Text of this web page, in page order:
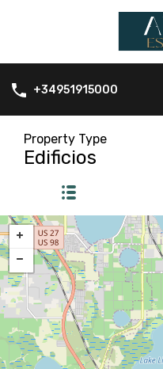
+34951915000
Property Type
Edificios